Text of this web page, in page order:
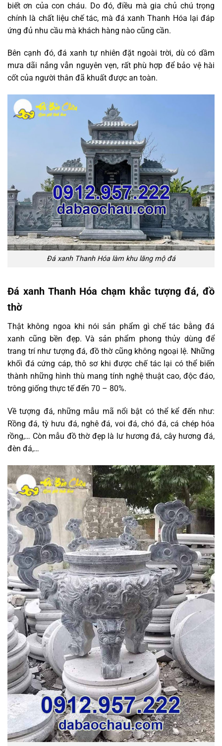
biết ơn của con cháu. Do đó, điều mà gia chủ chú trọng
chính là chất liệu chế tác, mà đá xanh Thanh Hóa lại đáp
ứng đủ nhu cầu mà khách hàng nào cũng cần.
Bên cạnh đó, đá xanh tự nhiên đặt ngoài trời, dù có dầm
mưa dãi nắng vẫn nguyên vẹn, rất phù hợp để bảo vệ hài
cốt của người thân đã khuất được an toàn.
Đá xanh Thanh Hóa làm khu lăng mộ đá
Đá xanh Thanh Hóa chạm khắc tượng đá, đồ
thờ
Thật không ngoa khi nói sản phẩm gì chế tác bằng đá
xanh cũng bền đẹp. Và sản phẩm phong thủy dùng để
trang trí như tượng đá, đồ thờ cũng không ngoại lệ. Những
khối đá cứng cáp, thô sơ khi được chế tác lại có thể biến
thành những hình thù mang tính nghệ thuật cao, độc đáo,
trông giống thực tế đến 70 – 80%.
Về tượng đá, những mẫu mã nổi bật có thể kể đến như:
Rồng đá, tỳ hưu đá, nghê đá, voi đá, chó đá, cá chép hóa
rồng,… Còn mẫu đồ thờ đẹp là lư hương đá, cây hương đá,
đèn đá,…